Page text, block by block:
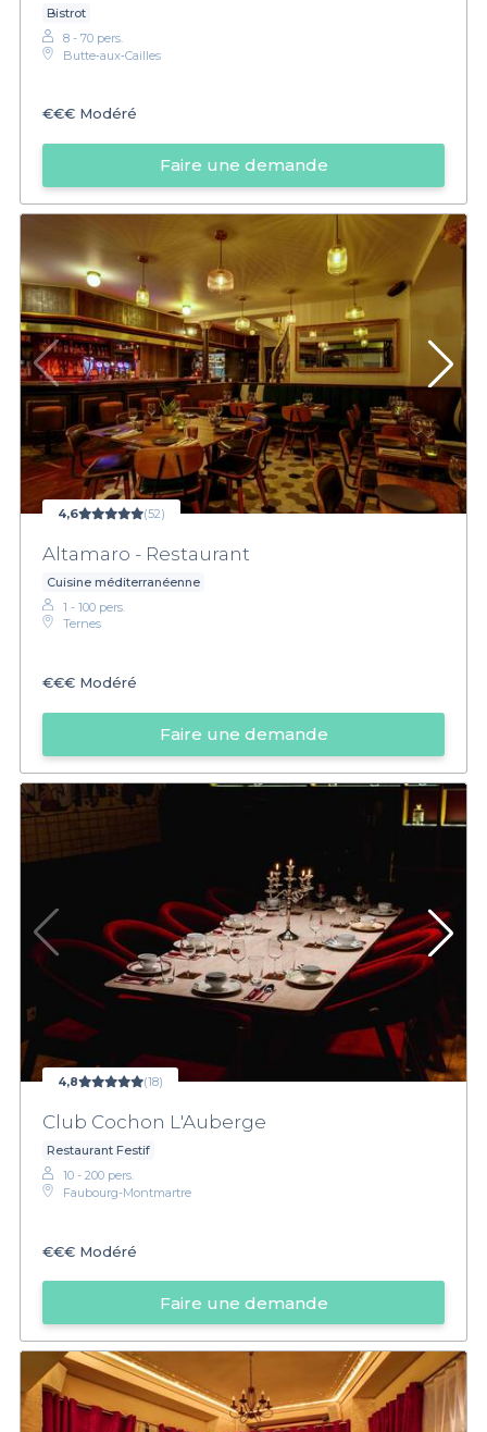
Bistrot
8 - 70 pers.
Butte‑aux‑Cailles
€€€ Modéré
Faire une demande
4,6 (52)
Altamaro - Restaurant
Cuisine méditerranéenne
1 - 100 pers.
Ternes
€€€ Modéré
Faire une demande
4,8 (18)
Club Cochon L'Auberge
Restaurant Festif
10 - 200 pers.
Faubourg-Montmartre
€€€ Modéré
Faire une demande